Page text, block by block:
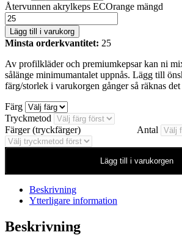
Återvunnen akrylkeps ECOrange mängd
Lägg till i varukorg
Minsta orderkvantitet: 25
Av profilkläder och premiumkepsar kan ni
sålänge minimumantalet uppnås. Lägg till
färg/storlek i varukorgen gånger så räknas
Färg
Tryckmetod
Färger (tryckfärger)
Antal
Lägg till i varukorgen
Beskrivning
Ytterligare information
Beskrivning